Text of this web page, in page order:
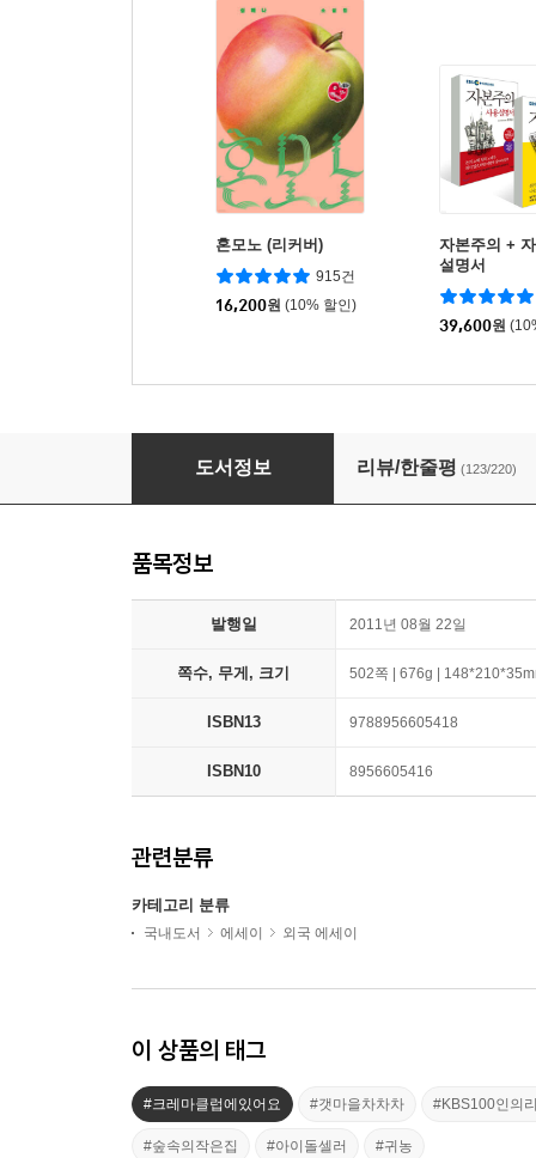
혼모노 (리커버)
915건
16,200원 (10% 할인)
자본주의 +
설명서
39,600원
도서정보 리뷰/한줄평 (123/220)
품목정보
발행일 2011년 08월 22일
쪽수, 무게, 크기 502쪽 | 676g |
ISBN13 9788956605418
ISBN10 8956605416
관련분류
카테고리 분류
국내도서 에세이 외국 에세이
이 상품의 태그
#크레마클럽에있어요 #갯마을차차차 #KBS100인의
#숲속의작은집 #아이돌셀러 #귀농